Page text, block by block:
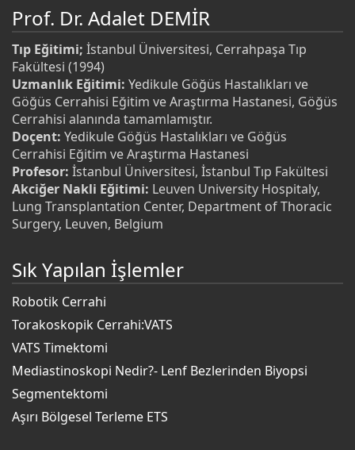
Prof. Dr. Adalet DEMİR
Tıp Eğitimi; İstanbul Üniversitesi, Cerrahpaşa Tıp
Fakültesi (1994)
Uzmanlık Eğitimi: Yedikule Göğüs Hastalıkları ve
Göğüs Cerrahisi Eğitim ve Araştırma Hastanesi, Göğüs
Cerrahisi alanında tamamlamıştır.
Doçent: Yedikule Göğüs Hastalıkları ve Göğüs
Cerrahisi Eğitim ve Araştırma Hastanesi
Profesor: İstanbul Üniversitesi, İstanbul Tıp Fakültesi
Akciğer Nakli Eğitimi: Leuven University Hospitaly,
Lung Transplantation Center, Department of Thoracic
Surgery, Leuven, Belgium
Sık Yapılan İşlemler
Robotik Cerrahi
Torakoskopik Cerrahi:VATS
VATS Timektomi
Mediastinoskopi Nedir?- Lenf Bezlerinden Biyopsi
Segmentektomi
Aşırı Bölgesel Terleme ETS